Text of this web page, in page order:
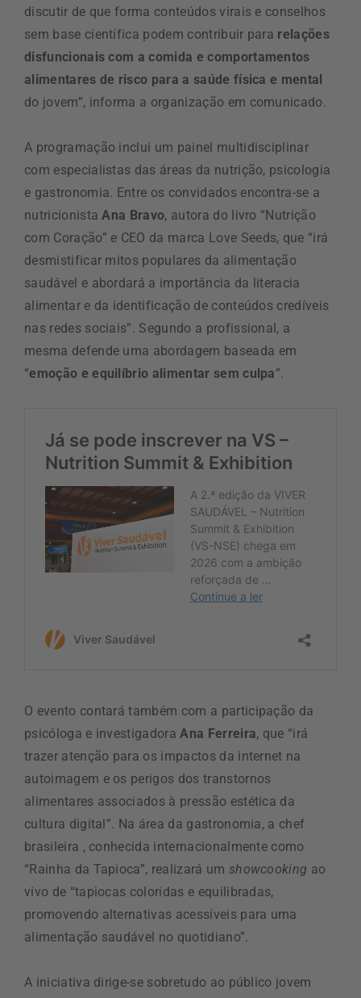
discutir de que forma conteúdos virais e conselhos
sem base científica podem contribuir para relações
disfuncionais com a comida e comportamentos
alimentares de risco para a saúde física e mental
do jovem”, informa a organização em comunicado.
A programação inclui um painel multidisciplinar
com especialistas das áreas da nutrição, psicologia
e gastronomia. Entre os convidados encontra-se a
nutricionista Ana Bravo, autora do livro “Nutrição
com Coração” e CEO da marca Love Seeds, que “irá
desmistificar mitos populares da alimentação
saudável e abordará a importância da literacia
alimentar e da identificação de conteúdos credíveis
nas redes sociais”. Segundo a profissional, a
mesma defende uma abordagem baseada em
“emoção e equilíbrio alimentar sem culpa”.
O evento contará também com a participação da
psicóloga e investigadoraAna Ferreira, que “irá
trazer atenção para os impactos da internet na
autoimagem e os perigos dos transtornos
alimentares associados à pressão estética da
cultura digital”. Na área da gastronomia, a chef
brasileira , conhecida internacionalmente como
“Rainha da Tapioca”, realizará um showcooking ao
vivo de “tapiocas coloridas e equilibradas,
promovendo alternativas acessíveis para uma
alimentação saudável no quotidiano”.
A iniciativa dirige-se sobretudo ao público jovem